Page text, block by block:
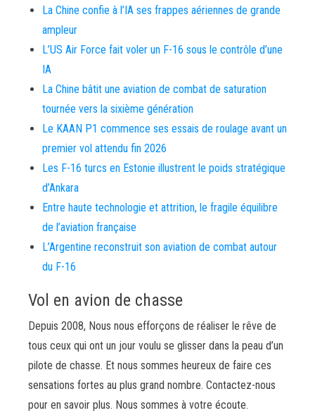
La Chine confie à l’IA ses frappes aériennes de grande
ampleur
L’US Air Force fait voler un F-16 sous le contrôle d’une
IA
La Chine bâtit une aviation de combat de saturation
tournée vers la sixième génération
Le KAAN P1 commence ses essais de roulage avant un
premier vol attendu fin 2026
Les F-16 turcs en Estonie illustrent le poids stratégique
d’Ankara
Entre haute technologie et attrition, le fragile équilibre
de l’aviation française
L’Argentine reconstruit son aviation de combat autour
du F-16
Vol en avion de chasse
Depuis 2008, Nous nous efforçons de réaliser le rêve de
tous ceux qui ont un jour voulu se glisser dans la peau d’un
pilote de chasse. Et nous sommes heureux de faire ces
sensations fortes au plus grand nombre. Contactez-nous
pour en savoir plus. Nous sommes à votre écoute.